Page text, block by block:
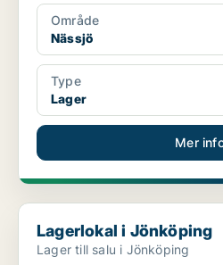
Område
Nässjö
Type
Lager
Mer
Lagerlokal i Jönköping
Lagerlokal i Jönköping
Lager till salu i Jönköping